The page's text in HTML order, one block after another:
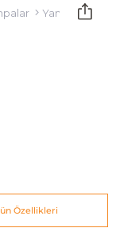
Yan Sehpa
Özellikleri